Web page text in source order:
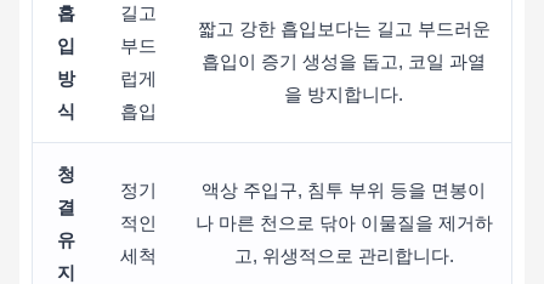
흡
입
방
식
길고
부드
럽게
흡입
짧고 강한 흡입보다는 길고 부드러운
흡입이 증기 생성을 돕고, 코일 과열
을 방지합니다.
청
결
유
지
정기
적인
세척
액상 주입구, 침투 부위 등을 면봉이
나 마른 천으로 닦아 이물질을 제거하
고, 위생적으로 관리합니다.